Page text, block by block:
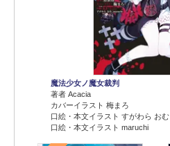
魔法少女ノ魔女裁判
著者 Acacia
カバーイラスト 梅まろ
口絵・本文イラスト すがわら おむ
口絵・本文イラスト maruchi